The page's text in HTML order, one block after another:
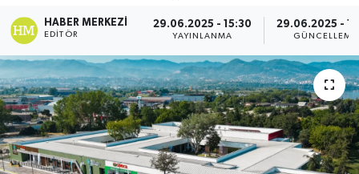
HABER MERKEZI
EDITÖR
29.06.2025 - 15:30
YAYINLANMA
29.06.2025 -
GÜNCELLEME